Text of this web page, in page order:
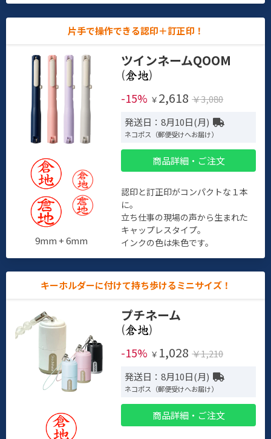
片手で操作できる認印＋訂正印！
9mm + 6mm
ツインネームQOOM
(
)
-15% ￥ 2,618 ￥3,080
発送日：8月10日(月)
ネコポス（郵便受けへお届け）
商品詳細・ご注文
認印と訂正印がコンパクトな１本
に。
立ち仕事の現場の声から生まれた
キャップレスタイプ。
インクの色は朱色です。
キーホルダーに付けて持ち歩けるミニサイズ！
プチネーム
(
)
-15% ￥ 1,028 ￥1,210
発送日：8月10日(月)
ネコポス（郵便受けへお届け）
商品詳細・ご注文